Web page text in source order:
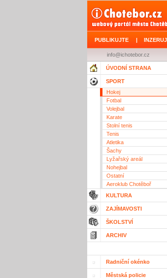
PUBLIKUJTE |
info@ichotebor.cz
ÚVODNÍ STRANA
SPORT
Hokej
Fotbal
Volejbal
Karate
Stolní tenis
Tenis
Atletika
Šachy
Lyžařský areál
Nohejbal
Ostatní
Aeroklub Chotěboř
KULTURA
ZAJÍMAVOSTI
ŠKOLSTVÍ
ARCHIV
Radniční okénko
Městská policie